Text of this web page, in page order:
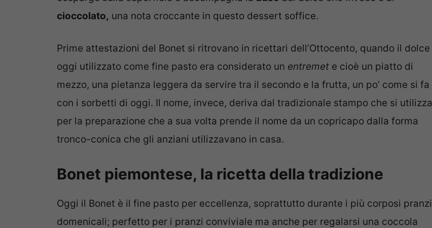
cioccolato, una nota croccante in questo dessert soffice.
Prime attestazioni del Bonet si ritrovano in ricettari dell’Ottocento, quando il dolce
oggi utilizzato come fine pasto era considerato un entremet e cioè un piatto di
mezzo, una pietanza leggera da servire tra il secondo e la frutta, un po’ come si fa
con i sorbetti di oggi. Il nome, invece, deriva dal tradizionale stampo che si utilizza
per la preparazione che a sua volta prende il nome da un copricapo dalla forma
tronco-conica che gli anziani utilizzavano in casa.
Bonet piemontese, la ricetta della tradizione
Oggi il Bonet è il fine pasto per eccellenza, soprattutto durante i più corposi pranzi
domenicali; perfetto per i pranzi conviviale ma anche per regalarsi una coccola